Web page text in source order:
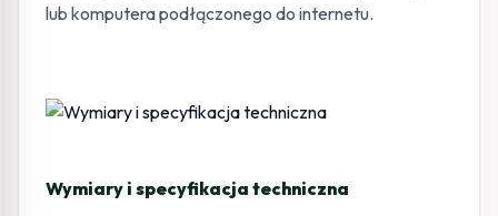
lub komputera podłączonego do internetu.
Wymiary i specyfikacja techniczna